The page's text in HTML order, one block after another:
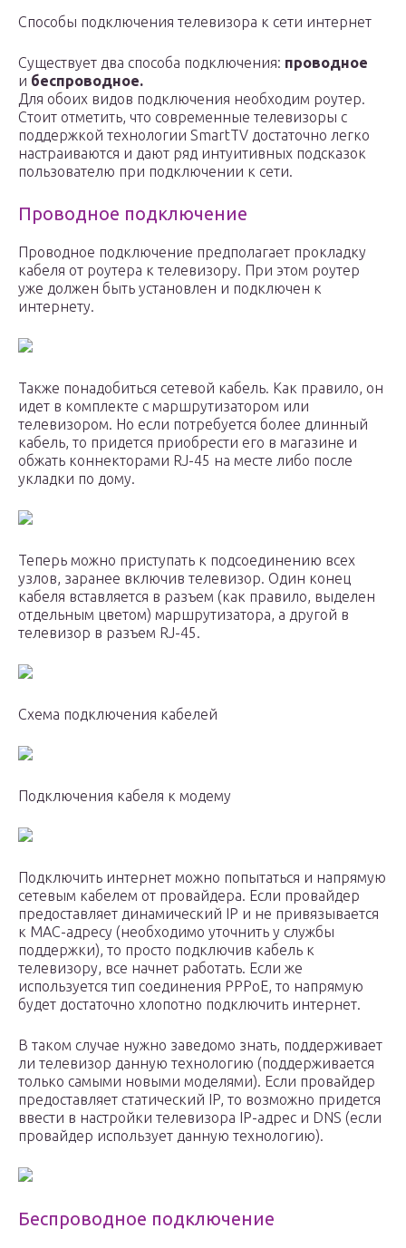
Способы подключения телевизора к сети интернет
Существует два способа подключения: проводное
и беспроводное.
Для обоих видов подключения необходим роутер.
Стоит отметить, что современные телевизоры с
поддержкой технологии SmartTV достаточно легко
настраиваются и дают ряд интуитивных подсказок
пользователю при подключении к сети.
Проводное подключение
Проводное подключение предполагает прокладку
кабеля от роутера к телевизору. При этом роутер
уже должен быть установлен и подключен к
интернету.
Также понадобиться сетевой кабель. Как правило, он
идет в комплекте с маршрутизатором или
телевизором. Но если потребуется более длинный
кабель, то придется приобрести его в магазине и
обжать коннекторами RJ-45 на месте либо после
укладки по дому.
Теперь можно приступать к подсоединению всех
узлов, заранее включив телевизор. Один конец
кабеля вставляется в разъем (как правило, выделен
отдельным цветом) маршрутизатора, а другой в
телевизор в разъем RJ-45.
Схема подключения кабелей
Подключения кабеля к модему
Подключить интернет можно попытаться и напрямую
сетевым кабелем от провайдера. Если провайдер
предоставляет динамический IP и не привязывается
к МАС-адресу (необходимо уточнить у службы
поддержки), то просто подключив кабель к
телевизору, все начнет работать. Если же
используется тип соединения PPPoE, то напрямую
будет достаточно хлопотно подключить интернет.
В таком случае нужно заведомо знать, поддерживает
ли телевизор данную технологию (поддерживается
только самыми новыми моделями). Если провайдер
предоставляет статический IP, то возможно придется
ввести в настройки телевизора IP-адрес и DNS (если
провайдер использует данную технологию).
Беспроводное подключение